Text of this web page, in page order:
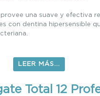
una suave y efectiva
con dentina hipersensible
LEER MÁS...
Total 12